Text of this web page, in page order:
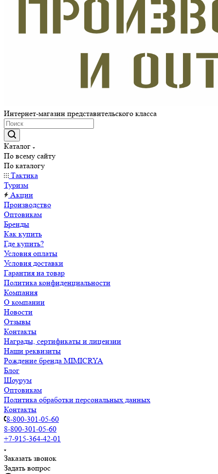
Интернет-магазин представительского класса
Каталог
По всему сайту
По каталогу
Тактика
Туризм
Акции
Производство
Оптовикам
Бренды
Как купить
Где купить?
Условия оплаты
Условия доставки
Гарантия на товар
Политика конфиденциальности
Компания
О компании
Новости
Отзывы
Контакты
Награды, сертификаты и лицензии
Наши реквизиты
Рождение бренда MIMICRYA
Блог
Шоурум
Оптовикам
Политика обработки персональных данных
Контакты
8-800-301-05-60
8-800-301-05-60
+7-915-364-42-01
Заказать звонок
Задать вопрос